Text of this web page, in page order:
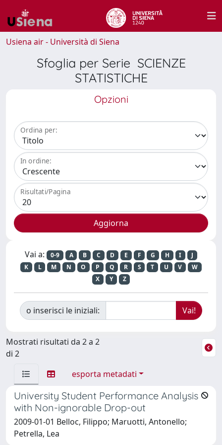
Usiena air - Università di Siena
Sfoglia per Serie SCIENZE
STATISTICHE
Opzioni
Ordina per:
In ordine:
Risultati/Pagina
Vai a: 0-9 A B C D E F G H I
J
K
L M N O P Q R S T U V
W
X
Y Z
o inserisci le iniziali:
Mostrati risultati da 2 a 2
di 2
esporta metadati
University Student Performance Analysis
with Non-ignorable Drop-out
2009-01-01 Belloc, Filippo; Maruotti, Antonello;
Petrella, Lea